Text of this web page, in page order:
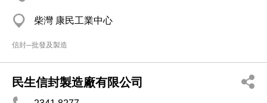
柴灣 康民工業中心
信封─批發及製造
民生信封製造廠有限公司